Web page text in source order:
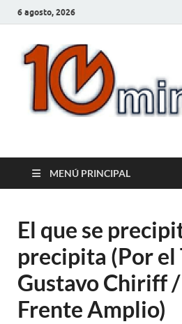
6 agosto, 2026
MENÚ PRINCIPAL
El que se
precipita (Por el
Gustavo Chiriff /
Frente Amplio)